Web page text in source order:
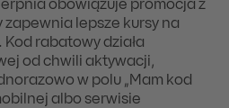
obowiązuje promocja z
zapewnia lepsze kursy na
rabatowy działa
od chwili aktywacji,
w polu „Mam kod
albo serwisie